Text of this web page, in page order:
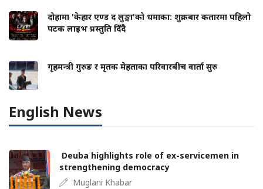
दोहामा 'केहार एण्ड द लुङ्गा'को धमाका: शुक्रबार कतारमा पहिलो
पटक लाइभ प्रस्तुति दिँदै
गृहमन्त्री गुरुङ र मृतक मेहताका परिवारबीच वार्ता सुरु
English News
Deuba highlights role of ex-servicemen in
strengthening democracy
Muglani Khabar